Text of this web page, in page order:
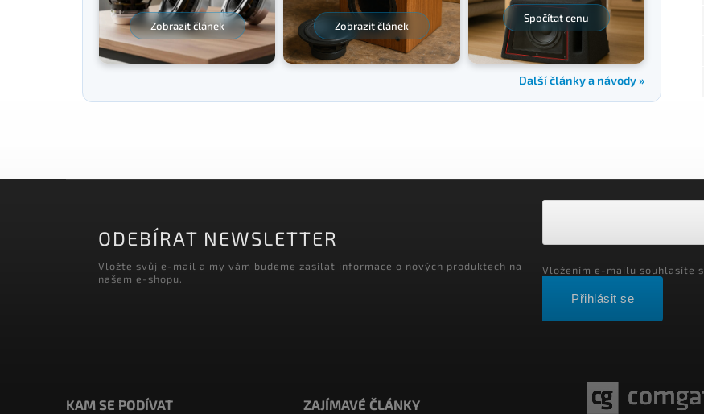
Zobrazit článek Zobrazit článek
Spočítat cenu
Další články a návody »
ODEBÍRAT NEWSLETTER
Vložte svůj e-mail a my vám budeme zasílat informace o nových produktech na
našem e-shopu.
Vložením e-mailu souhlasíte s
Přihlásit se
KAM SE PODÍVAT ZAJÍMAVÉ ČLÁNKY